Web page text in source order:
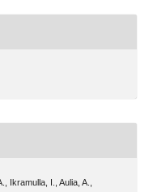
Ikramulla, I., Aulia, A.,